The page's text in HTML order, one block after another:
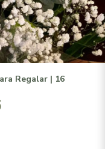
Regalar | 16